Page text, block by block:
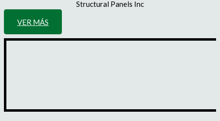
Structural Panels Inc
VER MÁS